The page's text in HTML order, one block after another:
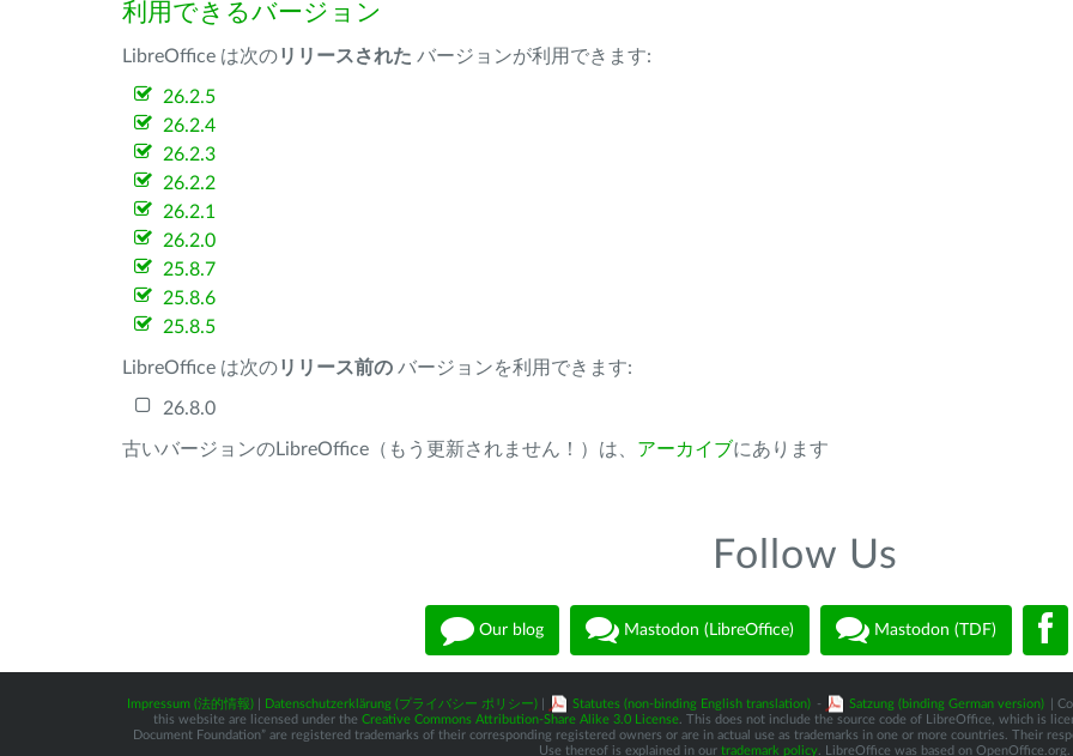
利用できるバージョン
LibreOffice は次のリリースされた バージョンが利用できます:
26.2.5
26.2.4
26.2.3
26.2.2
26.2.1
26.2.0
25.8.7
25.8.6
25.8.5
LibreOffice は次のリリース前の バージョンを利用できます:
26.8.0
古いバージョンのLibreOffice（もう更新されません！）は、 アーカイブにあります
Follow Us
Our blog Mastodon (LibreOffice) Mastodon (TDF)
Impressum (法的情報) Datenschutzerklärung (プライバシー ポリシー) Statutes (non-binding English translation) - Satzung (binding German version)
|
this website are licensed under the Creative Commons Attribution-Share Alike 3.0 License. This does not include the source code of LibreOffice, which is
Document Foundation” are registered trademarks of their corresponding registered owners or are in actual use as trademarks in one or more countries. Their
Use thereof is explained in our trademark policy . LibreOffice was based on OpenOffice.org.